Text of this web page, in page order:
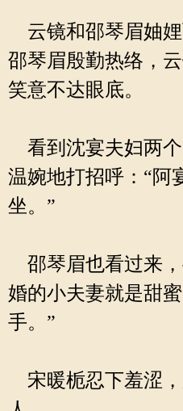
云镜和邵琴眉妯娌
邵琴眉殷勤热络，
笑意不达眼底。
看到沈宴夫妇两个
温婉地打招呼：“阿
坐。”
邵琴眉也看过来
婚的小夫妻就是甜
手。”
宋暖栀忍下羞涩，